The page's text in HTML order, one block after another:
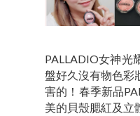
PALLADIO女神光
盤好久沒有物色彩
害的！春季新品
美的貝殼腮紅及立